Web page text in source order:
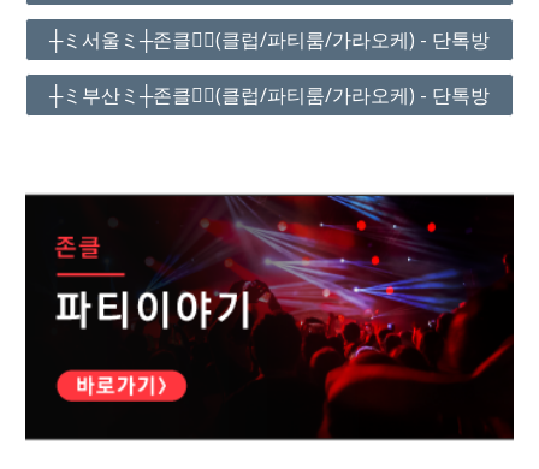
┼ミ서울ミ┼존클❤️‍🔥(클럽/파티룸/가라오케) - 단톡방
┼ミ부산ミ┼존클❤️‍🔥(클럽/파티룸/가라오케) - 단톡방